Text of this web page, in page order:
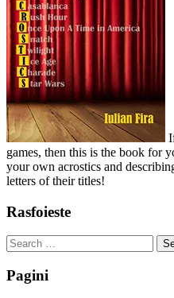
games, then this is the book for
your own acrostics and
letters of their titles!
Rasfoieste
Search
for:
Pagini